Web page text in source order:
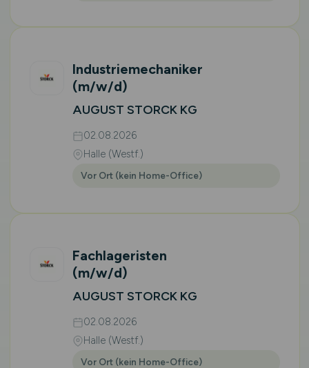
Industriemechaniker
(m/w/d)
AUGUST STORCK KG
02.08.2026
Halle (Westf.)
Vor Ort (kein Home-Office)
Fachlageristen
(m/w/d)
AUGUST STORCK KG
02.08.2026
Halle (Westf.)
Vor Ort (kein Home-Office)